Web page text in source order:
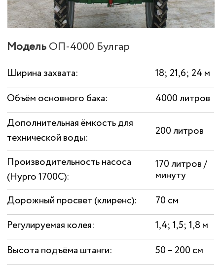
Опциональная комплектация:
● Миксер – смеситель для приготовления
рабочего раствора
керамической головкой типа ID, AI, TTI, AVI-
ISO
●Компьютер Bars 5
●GPS навигаторы Атлас